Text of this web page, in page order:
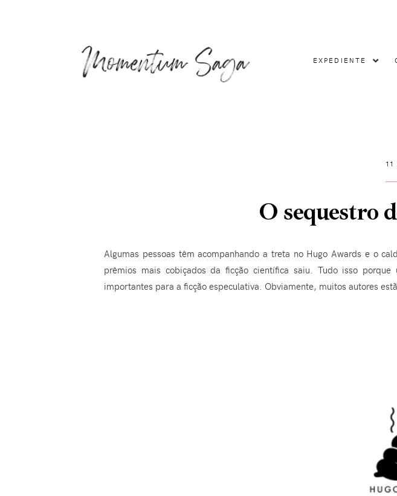
EXPEDIENTE
11
O sequestro
Algumas pessoas têm acompanhando a treta no Hugo Awards e o
prêmios mais cobiçados da ficção científica saiu. Tudo isso
importantes para a ficção especulativa. Obviamente, muitos autores